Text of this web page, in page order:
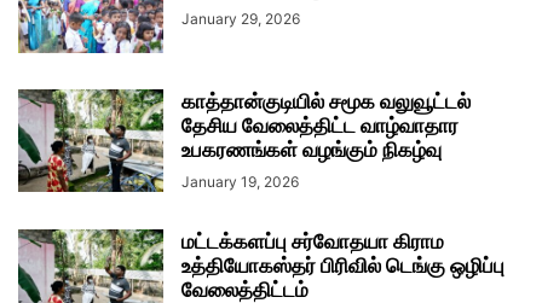
January 29, 2026
காத்தான்குடியில் சமூக வலுவூட்டல்
தேசிய வேலைத்திட்ட வாழ்வாதார
உபகரணங்கள் வழங்கும் நிகழ்வு
January 19, 2026
மட்டக்களப்பு சர்வோதயா கிராம
உத்தியோகஸ்தர் பிரிவில் டெங்கு ஒழிப்பு
வேலைத்திட்டம்